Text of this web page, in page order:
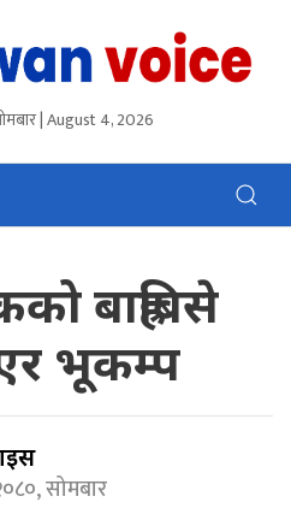
| August 4, 2026
बाह्रबिसे
भूकम्प
सोमबार